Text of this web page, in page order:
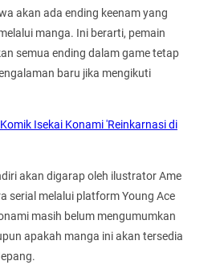
akan ada ending keenam yang
manga. Ini berarti, pemain
semua ending dalam game tetap
baru jika mengikuti
Isekai Konami 'Reinkarnasi di
akan digarap oleh ilustrator Ame
serial melalui platform Young Ace
masih belum mengumumkan
apakah manga ini akan tersedia